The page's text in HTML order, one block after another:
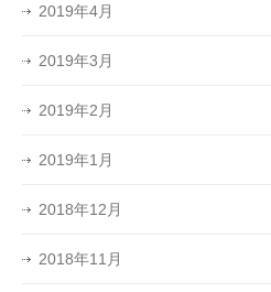
2019年4月
2019年3月
2019年2月
2019年1月
2018年12月
2018年11月